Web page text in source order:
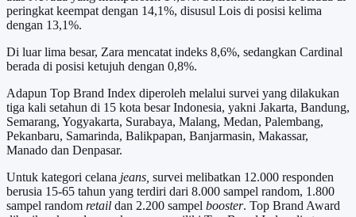
peringkat keempat dengan 14,1%, disusul Lois di posisi kelima
dengan 13,1%.
Di luar lima besar, Zara mencatat indeks 8,6%, sedangkan Cardinal
berada di posisi ketujuh dengan 0,8%.
Adapun Top Brand Index diperoleh melalui survei yang dilakukan
tiga kali setahun di 15 kota besar Indonesia, yakni Jakarta, Bandung,
Semarang, Yogyakarta, Surabaya, Malang, Medan, Palembang,
Pekanbaru, Samarinda, Balikpapan, Banjarmasin, Makassar,
Manado dan Denpasar.
Untuk kategori celana jeans survei melibatkan 12.000 responden
berusia 15-65 tahun yang terdiri dari 8.000 sampel random, 1.800
sampel random retail dan 2.200 sampel booster. Top Brand Award